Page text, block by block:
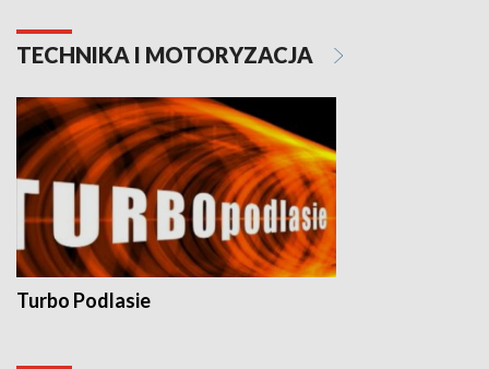
TECHNIKA I MOTORYZACJA
Turbo Podlasie